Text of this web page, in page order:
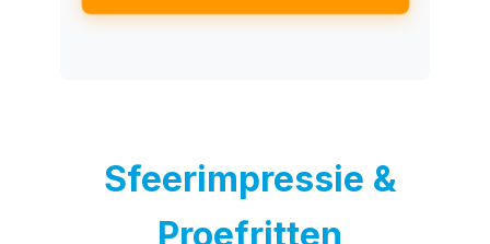
Sfeerimpressie &
Proefritten